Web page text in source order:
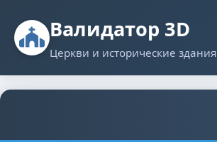
Валидатор 3D
Церкви и исторические здания